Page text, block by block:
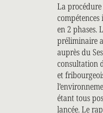
La procédure
compétences
en 2 phases.
préliminaire
auprès du
consultation
et
étant tous
lancée. Le